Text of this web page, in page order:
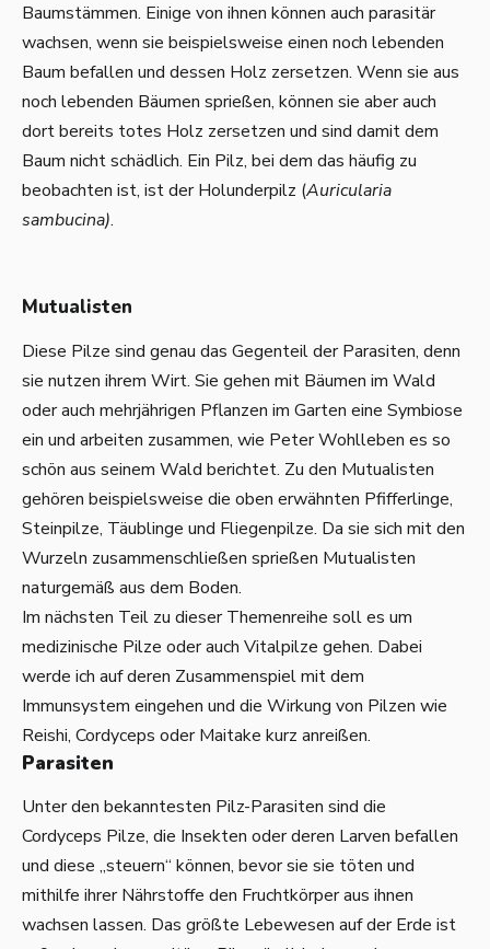
Baumstämmen. Einige von ihnen können auch parasitär
wachsen, wenn sie beispielsweise einen noch lebenden
Baum befallen und dessen Holz zersetzen. Wenn sie aus
noch lebenden Bäumen sprießen, können sie aber auch
dort bereits totes Holz zersetzen und sind damit dem
Baum nicht schädlich. Ein Pilz, bei dem das häufig zu
beobachten ist, ist der Holunderpilz (Auricularia
sambucina).
Mutualisten
Diese Pilze sind genau das Gegenteil der Parasiten, denn
sie nutzen ihrem Wirt. Sie gehen mit Bäumen im Wald
oder auch mehrjährigen Pflanzen im Garten eine Symbiose
ein und arbeiten zusammen, wie Peter Wohlleben es so
schön aus seinem Wald berichtet. Zu den Mutualisten
gehören beispielsweise die oben erwähnten Pfifferlinge,
Steinpilze, Täublinge und Fliegenpilze. Da sie sich mit den
Wurzeln zusammenschließen sprießen Mutualisten
naturgemäß aus dem Boden.
Im nächsten Teil zu dieser Themenreihe soll es um
medizinische Pilze oder auch Vitalpilze gehen. Dabei
werde ich auf deren Zusammenspiel mit dem
Immunsystem eingehen und die Wirkung von Pilzen wie
Reishi, Cordyceps oder Maitake kurz anreißen.
Parasiten
Unter den bekanntesten Pilz-Parasiten sind die
Cordyceps Pilze, die Insekten oder deren Larven befallen
und diese „steuern“ können, bevor sie sie töten und
mithilfe ihrer Nährstoffe den Fruchtkörper aus ihnen
wachsen lassen. Das größte Lebewesen auf der Erde ist